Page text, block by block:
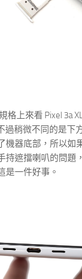
格上來看 Pixel 3a
過稍微不同的是下
機器底部，所以如
持遮擋喇叭的問題
是一件好事。